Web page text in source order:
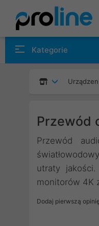
Kategorie
Przewód
Przewód
utraty
monitorów 4K
Dodaj pierwszą